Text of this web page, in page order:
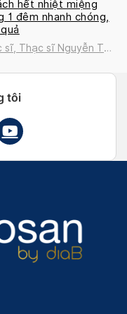
hết nhiệt miệng
1 đêm nhanh chóng,
sĩ, Thạc sĩ Nguyễn Thị
tôi